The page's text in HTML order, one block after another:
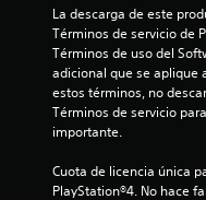
La descarga de este
Términos de servicio de
Términos de uso del
adicional que se aplique
estos términos, no
Términos de servicio
importante.
Cuota de licencia única
PlayStation®4. No hace